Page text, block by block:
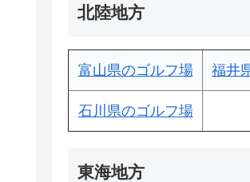
北陸地方
富山県のゴルフ場 福井
石川県のゴルフ場
東海地方